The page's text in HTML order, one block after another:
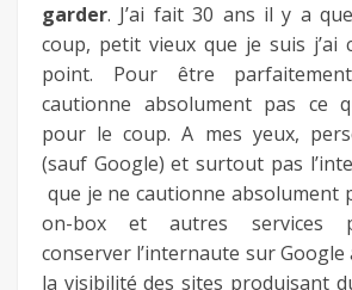
garder. J’ai fait 30 ans il y a
coup, petit vieux que je suis j’ai
point. Pour être
cautionne absolument pas ce
pour le coup. A mes yeux,
(sauf Google) et surtout pas
que je ne cautionne absolument
on-box et autres services
conserver l’internaute sur
la visibilité des sites produisant